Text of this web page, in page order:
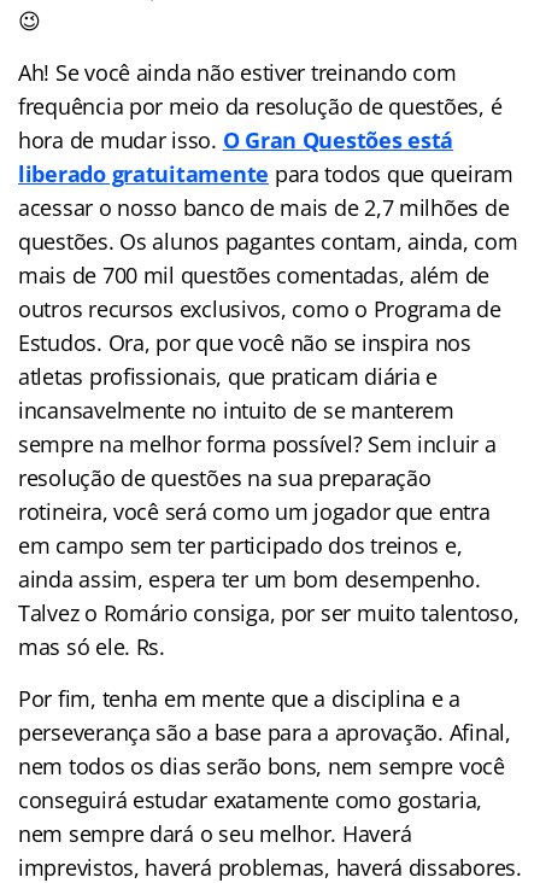
😉
Ah! Se você ainda não estiver treinando com
frequência por meio da resolução de questões, é
hora de mudar isso. O Gran Questões está
liberado gratuitamente para todos que queiram
acessar o nosso banco de mais de 2,7 milhões de
questões. Os alunos pagantes contam, ainda, com
mais de 700 mil questões comentadas, além de
outros recursos exclusivos, como o Programa de
Estudos. Ora, por que você não se inspira nos
atletas profissionais, que praticam diária e
incansavelmente no intuito de se manterem
sempre na melhor forma possível? Sem incluir a
resolução de questões na sua preparação
rotineira, você será como um jogador que entra
em campo sem ter participado dos treinos e,
ainda assim, espera ter um bom desempenho.
Talvez o Romário consiga, por ser muito talentoso,
mas só ele. Rs.
Por fim, tenha em mente que a disciplina e a
perseverança são a base para a aprovação. Afinal,
nem todos os dias serão bons, nem sempre você
conseguirá estudar exatamente como gostaria,
nem sempre dará o seu melhor. Haverá
imprevistos, haverá problemas, haverá dissabores.